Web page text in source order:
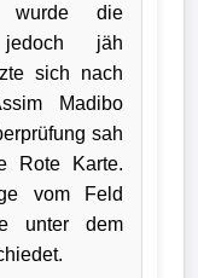
wurde die
jedoch jäh
sich nach
Madibo
sah
Rote Karte.
vom Feld
unter dem